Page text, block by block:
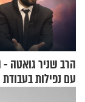
הרב שניר גואטה -
עם נפילות